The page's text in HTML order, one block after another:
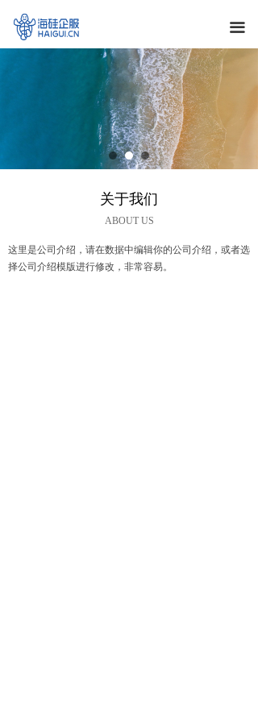
끀
关于我们
ABOUT US
这里是公司介绍，请在数据中编辑你的公司介绍，或者选
择公司介绍模版进行修改，非常容易。